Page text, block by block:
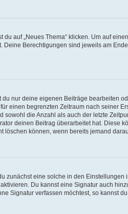
auf „Neues Thema“ klicken. Um auf
Berechtigungen sind jeweils am
nur deine eigenen Beiträge bearbeiten
einen begrenzten Zeitraum nach seiner
sowohl die Anzahl als auch der letzte
deinen Beitrag überarbeitet hat.
löschen können, wenn bereits jemand
zunächst eine solche in den
Du kannst eine Signatur auch
Signatur verfassen möchtest, so kannst